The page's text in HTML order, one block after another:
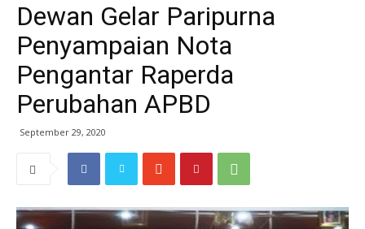
Dewan Gelar Paripurna
Penyampaian Nota
Pengantar Raperda
Perubahan APBD
September 29, 2020